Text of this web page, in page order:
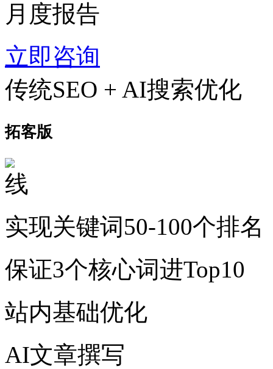
月度报告
立即咨询
传统SEO + AI搜索优化
拓客版
实现关键词50-100个排名
保证3个核心词进Top10
站内基础优化
AI文章撰写